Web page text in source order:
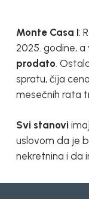
Monte Casa I:
2025. godine, a
prodato.
spratu, čija
mesečnih rata
Svi stanovi
uslovom da je
nekretnina i da